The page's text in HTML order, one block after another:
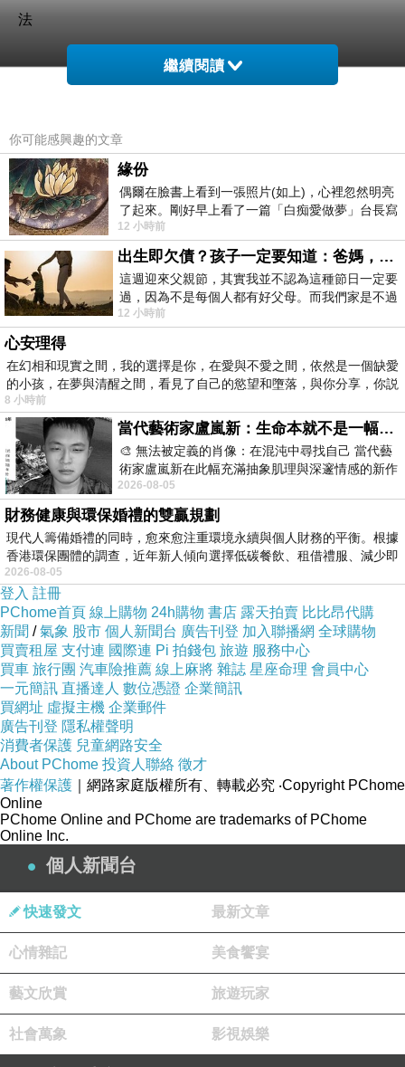
法
▲為台南市議員謝財旺、慈濟宮董事長邱福進，
率領董監事分持雞年保生金符呼籲全國信麻煩介
紹彰化英文家教班推薦眾來學甲走春保平安。
（圖／慈濟宮提供）
記者林悅／南市報導
保生大帝台灣開基祖廟台南學甲慈濟宮，17日公
開宣布在「雞」年的大年初一至初三，將發放
5000份用100元紙鈔折成的「保生金」香火袋子
以及3000份的「保生符」，董事長邱福進與董事
王文宗，呼籲全台信徒民眾在過年期間踴躍來學
甲「走春」，有可以領取全台僅見用100元紙鈔
折成的「保生金符」，讓大家保平安。
台灣保生大帝開基祖廟學甲慈濟宮，也是國定古
蹟之一，17日上午遵循古禮，由紅頭法師作法，
20位經生誦經，最後將5000個丁酉年開基保生大
帝百圓保生金符裝箱存封，送進內殿加持10天，
準備大年初一開箱發送給所有信眾，金雞年財氣
繼續閱讀
你可能感興趣的文章
緣份
偶爾在臉書上看到一張照片(如上)，心裡忽然明亮
了起來。剛好早上看了一篇「白痴愛做夢」台長寫
的貼文，在回顧年輕時瘋狂愛上
12 小時前
出生即欠債？孩子一定要知道：爸媽，其實我不欠你們
這週迎來父親節，其實我並不認為這種節日一定要
過，因為不是每個人都有好父母。而我們家是不過
節的，平時也沒什麼儀式感，生活趨近冷
12 小時前
心安理得
在幻相和現實之間，我的選擇是你，在愛與不愛之間，依然是一個缺愛
的小孩，在夢與清醒之間，看見了自己的慾望和墮落，與你分享，你説
8 小時前
當代藝術家盧嵐新：生命本就不是一幅能被定義的肖像，在混亂與交疊中拼湊完整的靈魂
🎨 無法被定義的肖像：在混沌中尋找自己 當代藝
術家盧嵐新在此幅充滿抽象肌理與深邃情感的新作
中，以灰白為基底，交織著塗抹、刮擦與
2026-08-05
財務健康與環保婚禮的雙贏規劃
現代人籌備婚禮的同時，愈來愈注重環境永續與個人財務的平衡。根據
香港環保團體的調查，近年新人傾向選擇低碳餐飲、租借禮服、減少即
2026-08-05
登入 註冊
PChome首頁 線上購物 24h購物 書店 露天拍賣 比比昂代購
新聞 /氣象 股市 個人新聞台 廣告刊登 加入聯播網 全球購物
買賣租屋 支付連 國際連 Pi 拍錢包 旅遊 服務中心
買車 旅行團 汽車險推薦 線上麻將 雜誌 星座命理 會員中心
一元簡訊 直播達人 數位憑證 企業簡訊
買網址 虛擬主機 企業郵件
廣告刊登 隱私權聲明
消費者保護 兒童網路安全
About PChome 投資人聯絡 徵才
著作權保護 ｜網路家庭版權所有、轉載必究 ‧Copyright PChome
Online
PChome Online and PChome are trademarks of PChome
Online Inc.
個人新聞台
快速發文 最新文章
心情雜記 美食饗宴
藝文欣賞 旅遊玩家
社會萬象 影視娛樂